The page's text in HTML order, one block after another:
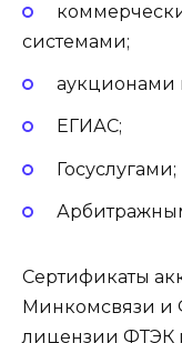
системами;
аукционами
ЕГИАС;
Госуслугами;
Сертификаты
Минкомсвязи и
лицензии ФТЭК